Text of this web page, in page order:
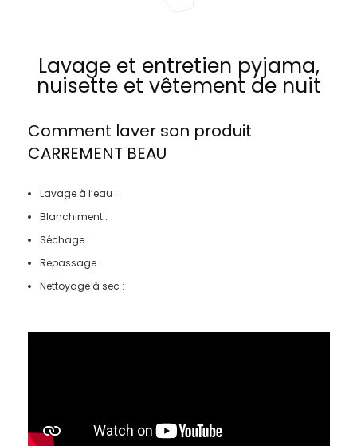
Lavage et entretien pyjama,
nuisette et vêtement de nuit
Comment laver son produit
CARREMENT BEAU
Lavage à l’eau :
Blanchiment :
Séchage :
Repassage :
Nettoyage à sec :